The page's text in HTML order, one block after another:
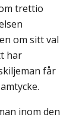
trettio
om sitt val
har
får
inom den